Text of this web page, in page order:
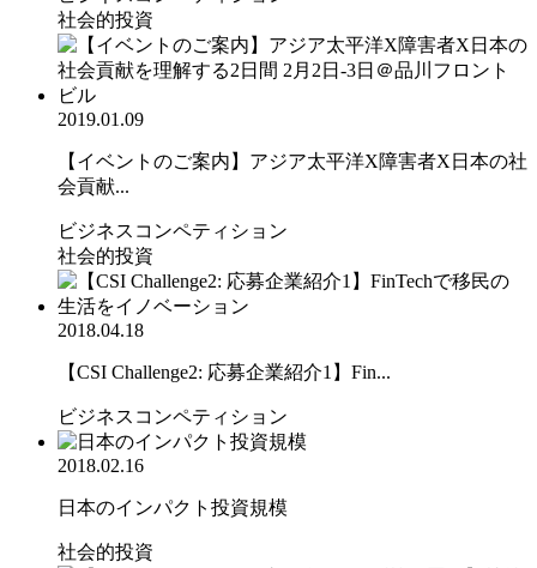
社会的投資
2019.01.09
【イベントのご案内】アジア太平洋X障害者X日本の社
会貢献...
ビジネスコンペティション
社会的投資
2018.04.18
【CSI Challenge2: 応募企業紹介1】Fin...
ビジネスコンペティション
2018.02.16
日本のインパクト投資規模
社会的投資